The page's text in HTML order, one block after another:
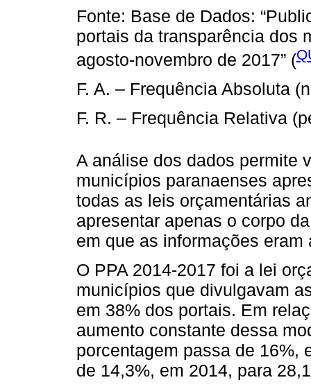
Fonte: Base de Dados:
portais da transparência dos
agosto-novembro de 2017” (
F. A. – Frequência Absoluta
F. R. – Frequência Relativa
A análise dos dados permite
municípios paranaenses
todas as leis orçamentárias
apresentar apenas o corpo
em que as informações
O PPA 2014-2017 foi a lei
municípios que divulgavam
em 38% dos portais. Em
aumento constante dessa
porcentagem passa de 16%,
de 14,3%, em 2014, para